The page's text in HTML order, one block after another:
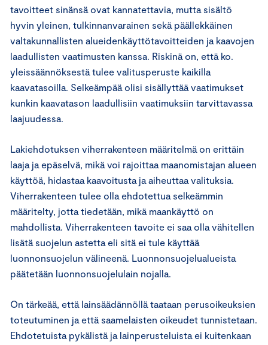
tavoitteet sinänsä ovat kannatettavia, mutta sisältö
hyvin yleinen, tulkinnanvarainen sekä päällekkäinen
valtakunnallisten alueidenkäyttötavoitteiden ja kaavojen
laadullisten vaatimusten kanssa. Riskinä on, että ko.
yleissäännöksestä tulee valitusperuste kaikilla
kaavatasoilla. Selkeämpää olisi sisällyttää vaatimukset
kunkin kaavatason laadullisiin vaatimuksiin tarvittavassa
laajuudessa.
Lakiehdotuksen viherrakenteen määritelmä on erittäin
laaja ja epäselvä, mikä voi rajoittaa maanomistajan alueen
käyttöä, hidastaa kaavoitusta ja aiheuttaa valituksia.
Viherrakenteen tulee olla ehdotettua selkeämmin
määritelty, jotta tiedetään, mikä maankäyttö on
mahdollista. Viherrakenteen tavoite ei saa olla vähitellen
lisätä suojelun astetta eli sitä ei tule käyttää
luonnonsuojelun välineenä. Luonnonsuojelualueista
päätetään luonnonsuojelulain nojalla.
On tärkeää, että lainsäädännöllä taataan perusoikeuksien
toteutuminen ja että saamelaisten oikeudet tunnistetaan.
Ehdotetuista pykälistä ja lainperusteluista ei kuitenkaan